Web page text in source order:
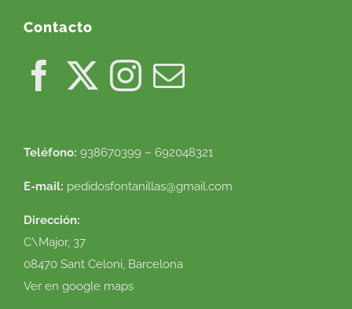
Contacto
Teléfono: 938670399 – 692048321
E-mail: pedidosfontanillas@gmail.com
Dirección:
C\Major, 37
08470 Sant Celoni, Barcelona
Ver en google maps